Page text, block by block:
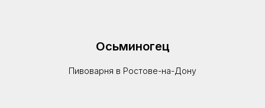
Осьминогец
Пивоварня в Ростове-на-Дону